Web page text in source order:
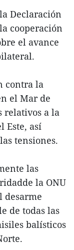
Declaración
cooperación
el avance
contra la
el Mar de
relativos a la
Este, así
tensiones.
las
la ONU
desarme
de todas las
balísticos